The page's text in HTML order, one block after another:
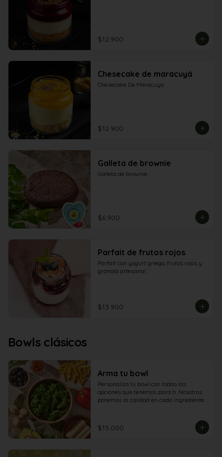
$12.900
Chesecake de maracuyá
Chesecake De Maracuya
$12.900
Galleta de brownie
Galleta de brownie
$6.900
Parfait de frutos rojos
Parfait con yogurt griego, frutos rojos y
granola artesanal.
$13.900
Bowls clásicos
Arma tu bowl
Personaliza tu bowl con todas las
opciones que tenemos para ti. Nosotros
ponemos la calidad en cada ingrediente.
$15.000